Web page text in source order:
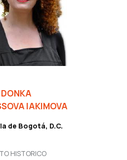
DONKA
IAKIMOVA
de Bogotá, D.C.
HISTORICO